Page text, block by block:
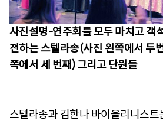
사진설명-연주회를 모두 마치고 객
전하는 스텔라송(사진 왼쪽에서 두
쪽에서 세 번째) 그리고 단원들
스텔라송과 김한나 바이올리니스트